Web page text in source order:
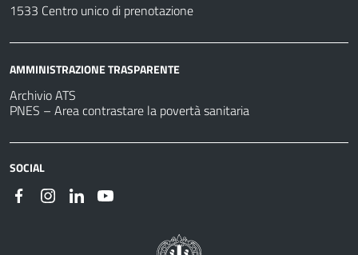
1533 Centro unico di prenotazione
AMMINISTRAZIONE TRASPARENTE
Archivio ATS
PNES – Area contrastare la povertà sanitaria
SOCIAL